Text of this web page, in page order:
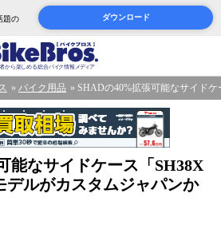
題の
ダウンロード
バイク用品 SHADの40%拡張可能なサイド
能なサイドケース「SH38X
デルがカスタムジャパンか